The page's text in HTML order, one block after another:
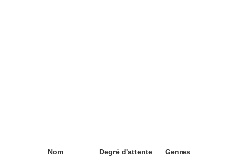
Nom Degré d'attente Genres